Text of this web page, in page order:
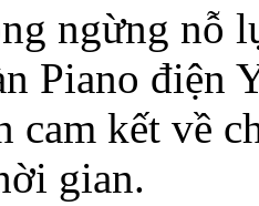
ngừng nỗ
Piano điện
cam kết về
gian.